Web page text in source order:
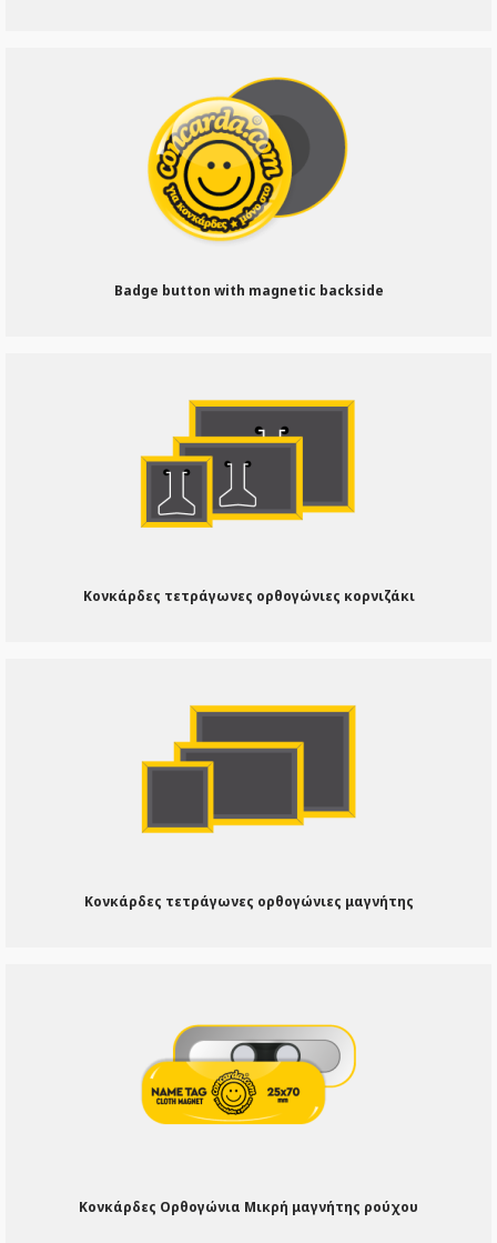
Badge button with magnetic backside
Κονκάρδες τετράγωνες ορθογώνιες κορνιζάκι
Κονκάρδες τετράγωνες ορθογώνιες μαγνήτης
Κονκάρδες Ορθογώνια Μικρή μαγνήτης ρούχου